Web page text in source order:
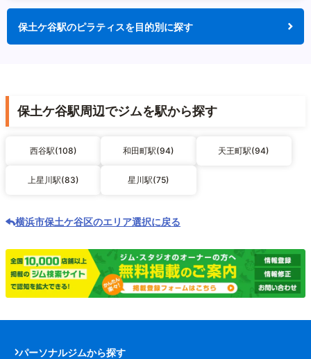
保土ケ谷駅のピラティスを目的別に探す
保土ケ谷駅周辺でジムを駅から探す
西谷駅(108) 和田町駅(94) 天王町駅(94)
上星川駅(83) 星川駅(75)
横浜市保土ケ谷区のエリア選択に戻る
パーソナルジムから探す